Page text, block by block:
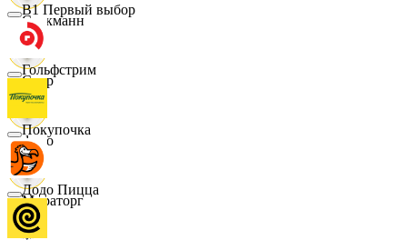
Стокманн
Cпар
demo
Мираторг
B1 Первый выбор
Гольфстрим
Покупочка
Додо Пицца